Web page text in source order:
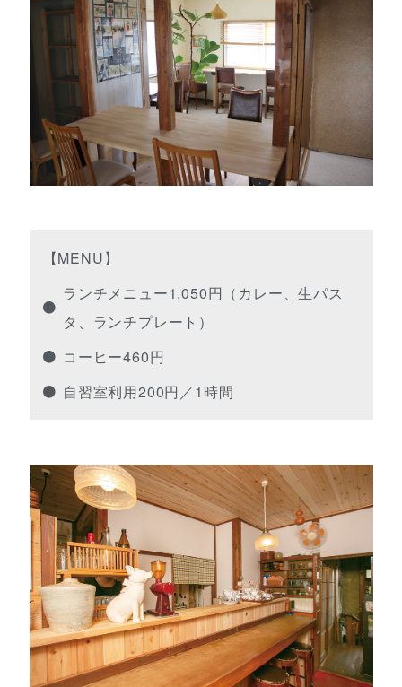
【MENU】
ランチメニュー1,050円（カレー、生パス
タ、ランチプレート）
コーヒー460円
自習室利用200円／1時間